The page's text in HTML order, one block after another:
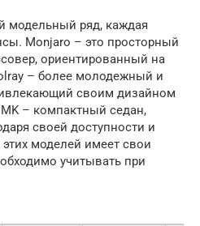
модельный ряд, каждая
Monjaro – это просторный
ориентированный на
– более молодежный и
своим дизайном
– компактный седан,
своей доступности и
моделей имеет свои
учитывать при